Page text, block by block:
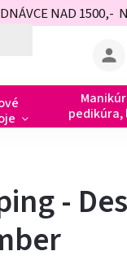
NAD 1500,-
pedikúra,
-